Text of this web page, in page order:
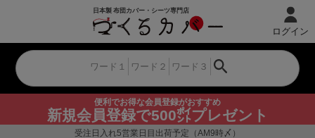
便利でお得な会員登録がおすすめ
新規会員登録で500㌽プレゼント
ログイン
受注日入れ5営業日目出荷予定（AM9時〆）